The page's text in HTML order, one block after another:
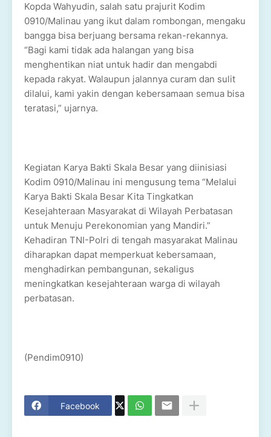
Kopda Wahyudin, salah satu prajurit Kodim
0910/Malinau yang ikut dalam rombongan, mengaku
bangga bisa berjuang bersama rekan-rekannya.
“Bagi kami tidak ada halangan yang bisa
menghentikan niat untuk hadir dan mengabdi
kepada rakyat. Walaupun jalannya curam dan sulit
dilalui, kami yakin dengan kebersamaan semua bisa
teratasi,” ujarnya.
Kegiatan Karya Bakti Skala Besar yang diinisiasi
Kodim 0910/Malinau ini mengusung tema “Melalui
Karya Bakti Skala Besar Kita Tingkatkan
Kesejahteraan Masyarakat di Wilayah Perbatasan
untuk Menuju Perekonomian yang Mandiri.”
Kehadiran TNI-Polri di tengah masyarakat Malinau
diharapkan dapat memperkuat kebersamaan,
menghadirkan pembangunan, sekaligus
meningkatkan kesejahteraan warga di wilayah
perbatasan.
(Pendim0910)
Facebook